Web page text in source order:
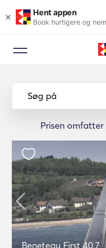
× Hent appen
Book hurtigere og
Søg på
Prisen
Beneteau First 40.7